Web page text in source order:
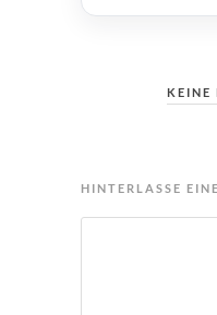
KEINE
HINTERLASSE